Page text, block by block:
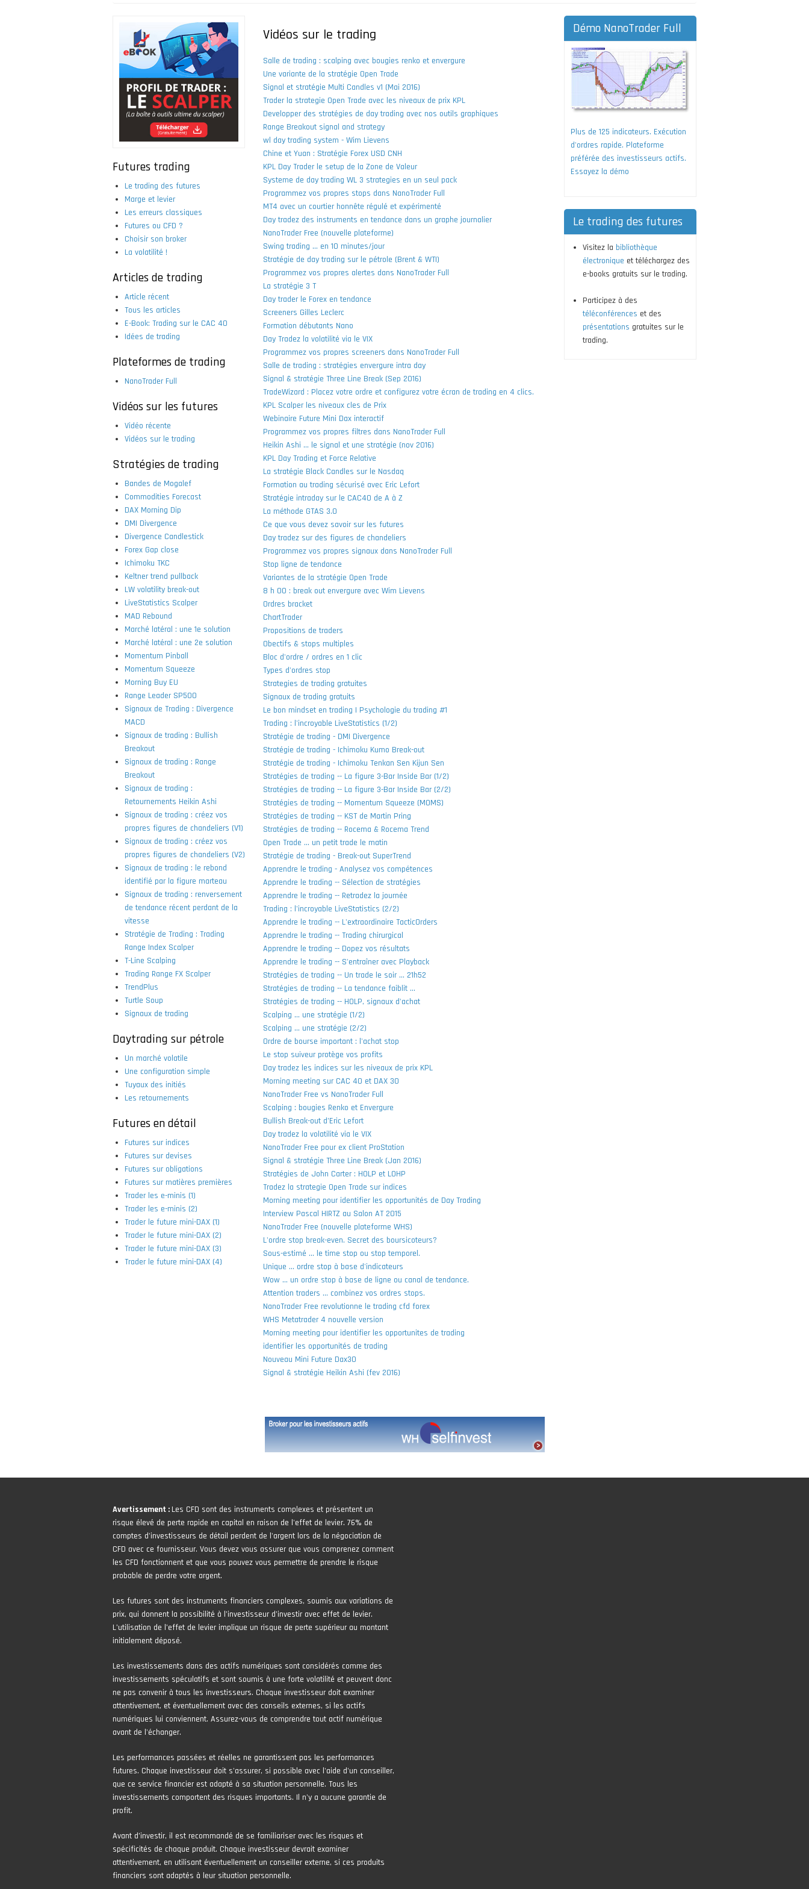
Futures trading
Le trading des futures
Marge et levier
Les erreurs classiques
Futures ou CFD ?
Choisir son broker
La volatilité !
Articles de trading
Article récent
Tous les articles
E-Book: Trading sur le CAC 40
Idées de trading
Plateformes de trading
NanoTrader Full
Vidéos sur les futures
Vidéo récente
Vidéos sur le trading
Stratégies de trading
Bandes de Mogalef
Commodities Forecast
DAX Morning Dip
DMI Divergence
Divergence Candlestick
Forex Gap close
Ichimoku TKC
Keltner trend pullback
LW volatility break-out
LiveStatistics Scalper
MAD Rebound
Marché latéral : une 1e solution
Marché latéral : une 2e solution
Momentum Pinball
Momentum Squeeze
Morning Buy EU
Range Leader SP500
Signaux de Trading : Divergence
MACD
Signaux de trading : Bullish
Breakout
Signaux de trading : Range
Breakout
Signaux de trading :
Retournements Heikin Ashi
Signaux de trading : créez vos
propres figures de chandeliers (V1)
Signaux de trading : créez vos
propres figures de chandeliers (V2)
Signaux de trading : le rebond
identifié par la figure marteau
Signaux de trading : renversement
de tendance récent perdant de la
vitesse
Stratégie de Trading : Trading
Range Index Scalper
T-Line Scalping
Trading Range FX Scalper
TrendPlus
Turtle Soup
Signaux de trading
Daytrading sur pétrole
Un marché volatile
Une configuration simple
Tuyaux des initiés
Les retournements
Futures en détail
Futures sur indices
Futures sur devises
Futures sur obligations
Futures sur matières premières
Trader les e-minis (1)
Trader les e-minis (2)
Trader le future mini-DAX (1)
Trader le future mini-DAX (2)
Trader le future mini-DAX (3)
Trader le future mini-DAX (4)
Vidéos sur le trading
Salle de trading : scalping avec bougies renko et envergure
Une variante de la stratégie Open Trade
Signal et stratégie Multi Candles v1 (Mai 2016)
Trader la strategie Open Trade avec les niveaux de prix KPL
Developper des stratégies de day trading avec nos outils graphiques
Range Breakout signal and strategy
wl day trading system - Wim Lievens
Chine et Yuan : Stratégie Forex USD CNH
KPL Day Trader le setup de la Zone de Valeur
Systeme de day trading WL 3 strategies en un seul pack
Programmez vos propres stops dans NanoTrader Full
MT4 avec un courtier honnête régulé et expérimenté
Day tradez des instruments en tendance dans un graphe journalier
NanoTrader Free (nouvelle plateforme)
Swing trading ... en 10 minutes/jour
Stratégie de day trading sur le pétrole (Brent & WTI)
Programmez vos propres alertes dans NanoTrader Full
La stratégie 3 T
Day trader le Forex en tendance
Screeners Gilles Leclerc
Formation débutants Nano
Day Tradez la volatilité via le VIX
Programmez vos propres screeners dans NanoTrader Full
Salle de trading : stratégies envergure intra day
Signal & stratégie Three Line Break (Sep 2016)
TradeWizard : Placez votre ordre et configurez votre écran de trading en 4 clics.
KPL Scalper les niveaux cles de Prix
Webinaire Future Mini Dax interactif
Programmez vos propres filtres dans NanoTrader Full
Heikin Ashi ... le signal et une stratégie (nov 2016)
KPL Day Trading et Force Relative
La stratégie Black Candles sur le Nasdaq
Formation au trading sécurisé avec Eric Lefort
Stratégie intraday sur le CAC40 de A à Z
La méthode GTAS 3.0
Ce que vous devez savoir sur les futures
Day tradez sur des figures de chandeliers
Programmez vos propres signaux dans NanoTrader Full
Stop ligne de tendance
Variantes de la stratégie Open Trade
8 h 00 : break out envergure avec Wim Lievens
Ordres bracket
ChartTrader
Propositions de traders
Obectifs & stops multiples
Bloc d'ordre / ordres en 1 clic
Types d'ordres stop
Strategies de trading gratuites
Signaux de trading gratuits
Le bon mindset en trading | Psychologie du trading #1
Trading : l'incroyable LiveStatistics (1/2)
Stratégie de trading - DMI Divergence
Stratégie de trading - Ichimoku Kumo Break-out
Stratégie de trading - Ichimoku Tenkan Sen Kijun Sen
Stratégies de trading -- La figure 3-Bar Inside Bar (1/2)
Stratégies de trading -- La figure 3-Bar Inside Bar (2/2)
Stratégies de trading -- Momentum Squeeze (MOMS)
Stratégies de trading -- KST de Martin Pring
Stratégies de trading -- Rocema & Rocema Trend
Open Trade ... un petit trade le matin
Stratégie de trading - Break-out SuperTrend
Apprendre le trading - Analysez vos compétences
Apprendre le trading -- Sélection de stratégies
Apprendre le trading -- Retradez la journée
Trading : l'incroyable LiveStatistics (2/2)
Apprendre le trading -- L'extraordinaire TacticOrders
Apprendre le trading -- Trading chirurgical
Apprendre le trading -- Dopez vos résultats
Apprendre le trading -- S'entraîner avec Playback
Stratégies de trading -- Un trade le soir ... 21h52
Stratégies de trading -- La tendance faiblit ...
Stratégies de trading -- HOLP, signaux d'achat
Scalping ... une stratégie (1/2)
Scalping ... une stratégie (2/2)
Ordre de bourse important : l'achat stop
Le stop suiveur protège vos profits
Day tradez les indices sur les niveaux de prix KPL
Morning meeting sur CAC 40 et DAX 30
NanoTrader Free vs NanoTrader Full
Scalping : bougies Renko et Envergure
Bullish Break-out d’Eric Lefort
Day tradez la volatilité via le VIX
NanoTrader Free pour ex client ProStation
Signal & stratégie Three Line Break (Jan 2016)
Stratégies de John Carter : HOLP et LOHP
Tradez la strategie Open Trade sur indices
Morning meeting pour identifier les opportunités de Day Trading
Interview Pascal HIRTZ au Salon AT 2015
NanoTrader Free (nouvelle plateforme WHS)
L'ordre stop break-even. Secret des boursicoteurs?
Sous-estimé ... le time stop ou stop temporel.
Unique ... ordre stop à base d'indicateurs
Wow ... un ordre stop à base de ligne ou canal de tendance.
Attention traders ... combinez vos ordres stops.
NanoTrader Free revolutionne le trading cfd forex
WHS Metatrader 4 nouvelle version
Morning meeting pour identifier les opportunites de trading
identifier les opportunités de trading
Nouveau Mini Future Dax30
Signal & stratégie Heikin Ashi (fev 2016)
Démo NanoTrader Full
Plus de 125 indicateurs. Exécution
d'ordres rapide. Plateforme
préférée des investisseurs actifs.
Essayez la démo
Le trading des futures
Visitez la bibliothèque
électronique et téléchargez des
e-books gratuits sur le trading.
Participez à des
téléconférences et des
présentations gratuites sur le
trading.
Avertissement : Les CFD sont des instruments complexes et présentent un
risque élevé de perte rapide en capital en raison de l'effet de levier. 76% de
comptes d'investisseurs de détail perdent de l'argent lors de la négociation de
CFD avec ce fournisseur. Vous devez vous assurer que vous comprenez comment
les CFD fonctionnent et que vous pouvez vous permettre de prendre le risque
probable de perdre votre argent.
Les futures sont des instruments financiers complexes, soumis aux variations de
prix, qui donnent la possibilité à l’investisseur d’investir avec effet de levier.
L’utilisation de l’effet de levier implique un risque de perte supérieur au montant
initialement déposé.
Les investissements dans des actifs numériques sont considérés comme des
investissements spéculatifs et sont soumis à une forte volatilité et peuvent donc
ne pas convenir à tous les investisseurs. Chaque investisseur doit examiner
attentivement, et éventuellement avec des conseils externes, si les actifs
numériques lui conviennent. Assurez-vous de comprendre tout actif numérique
avant de l'échanger.
Les performances passées et réelles ne garantissent pas les performances
futures. Chaque investisseur doit s'assurer, si possible avec l'aide d'un conseiller,
que ce service financier est adapté à sa situation personnelle. Tous les
investissements comportent des risques importants. Il n'y a aucune garantie de
profit.
Avant d’investir, il est recommandé de se familiariser avec les risques et
spécificités de chaque produit. Chaque investisseur devrait examiner
attentivement, en utilisant éventuellement un conseiller externe, si ces produits
financiers sont adaptés à leur situation personnelle.